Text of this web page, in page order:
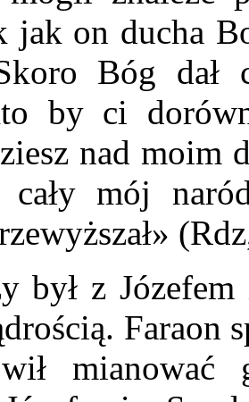
jak on ducha
Bóg
by ci
nad moim
cały mój
był z
Faraon
mianować